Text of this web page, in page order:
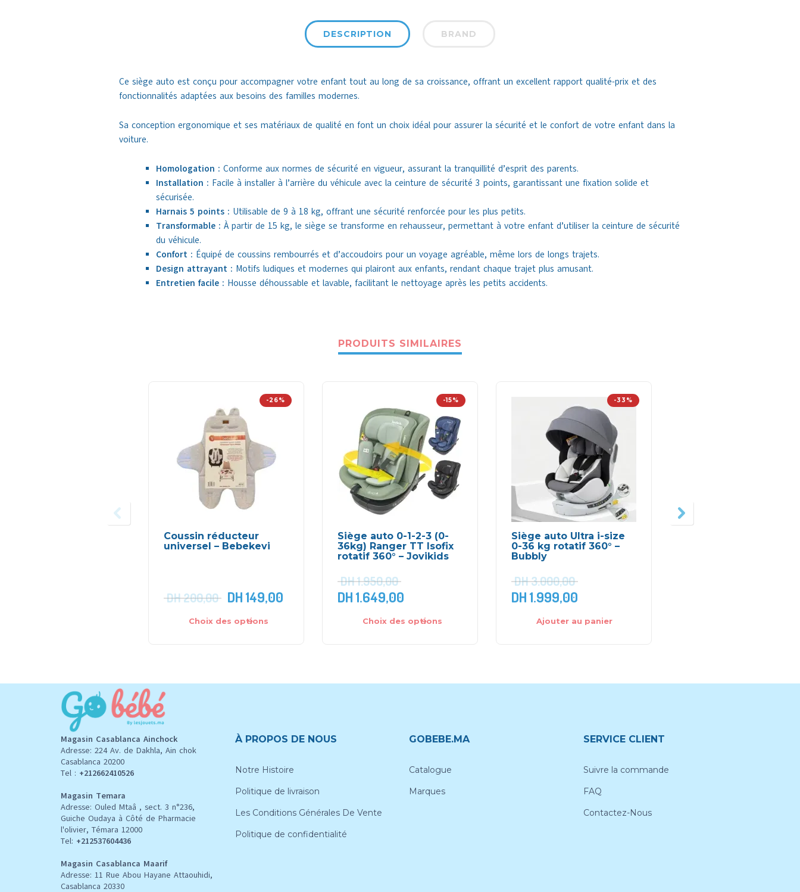
DESCRIPTION BRAND
Ce siège auto est conçu pour accompagner votre enfant tout au long de sa croissance, offrant un excellent rapport qualité-prix et des
fonctionnalités adaptées aux besoins des familles modernes.
Sa conception ergonomique et ses matériaux de qualité en font un choix idéal pour assurer la sécurité et le confort de votre enfant dans la
voiture.
Homologation : Conforme aux normes de sécurité en vigueur, assurant la tranquillité d’esprit des parents.
Installation : Facile à installer à l’arrière du véhicule avec la ceinture de sécurité 3 points, garantissant une fixation solide et
sécurisée.
Harnais 5 points : Utilisable de 9 à 18 kg, offrant une sécurité renforcée pour les plus petits.
Transformable : À partir de 15 kg, le siège se transforme en rehausseur, permettant à votre enfant d’utiliser la ceinture de sécurité
du véhicule.
Confort : Équipé de coussins rembourrés et d’accoudoirs pour un voyage agréable, même lors de longs trajets.
Design attrayant : Motifs ludiques et modernes qui plairont aux enfants, rendant chaque trajet plus amusant.
Entretien facile : Housse déhoussable et lavable, facilitant le nettoyage après les petits accidents.
PRODUITS SIMILAIRES
-26%
Coussin réducteur
universel – Bebekevi
DH200,00 DH149,00
Choix des options
-15%
Siège auto 0-1-2-3 (0-
36kg) Ranger TT Isofix
rotatif 360° – Jovikids
DH1.950,00
DH1.649,00
Choix des options
-33%
Siège auto Ultra i-size
0-36 kg rotatif 360° –
Bubbly
DH3.000,00
DH1.999,00
Ajouter au panier
Magasin Casablanca Ainchock
Adresse: 224 Av. de Dakhla, Ain chok
Casablanca 20200
Tel : +212662410526
Magasin Temara
Adresse: Ouled Mtaâ , sect. 3 n°236,
Guiche Oudaya à Côté de Pharmacie
l'olivier, Témara 12000
Tel: +212537604436
Magasin Casablanca Maarif
Adresse: 11 Rue Abou Hayane Attaouhidi,
Casablanca 20330
À PROPOS DE NOUS
Notre Histoire
Politique de livraison
Les Conditions Générales De Vente
Politique de confidentialité
GOBEBE.MA
Catalogue
Marques
SERVICE CLIENT
Suivre la commande
FAQ
Contactez-Nous